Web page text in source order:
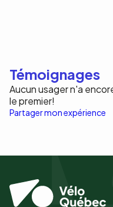
Témoignages
Aucun usager n'a
le premier!
Partager mon expérience